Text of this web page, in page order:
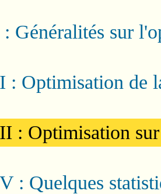
Généralités sur
: Optimisation de
: Optimisation
: Quelques